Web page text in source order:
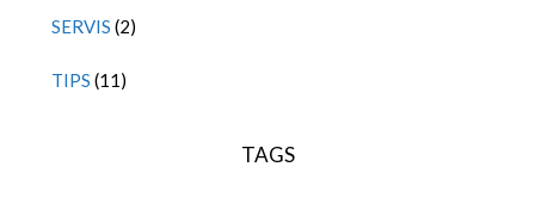
SERVIS (2)
TIPS (11)
TAGS